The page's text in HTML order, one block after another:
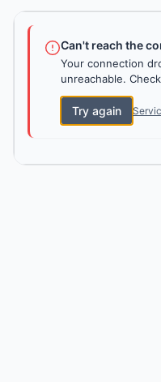
Can't reach the
Your connection
unreachable.
Try again